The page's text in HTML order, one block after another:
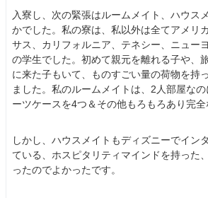
入寮し、次の緊張はルームメイト、ハウス
かでした。私の寮は、私以外は全てアメリ
サス、カリフォルニア、テネシー、ニュー
の学生でした。初めて親元を離れる子や、
に来た子もいて、ものすごい量の荷物を持
ました。私のルームメイトは、2人部屋な
ーツケースを4つ＆その他もろもろあり完全
しかし、ハウスメイトもディズニーでイン
ている、ホスピタリティマインドを持った
ったのでよかったです。